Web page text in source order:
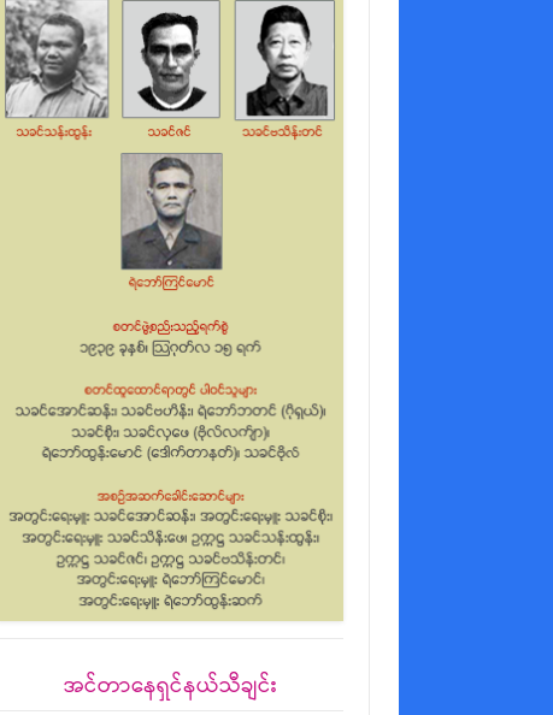
အင်တာနေရှင်နယ်သီချင်း